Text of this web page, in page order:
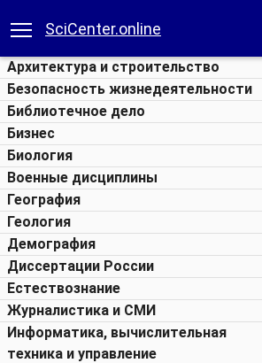
SciCenter.online
Архитектура и строительство
Безопасность жизнедеятельности
Библиотечное дело
Бизнес
Биология
Военные дисциплины
География
Геология
Демография
Диссертации России
Естествознание
Журналистика и СМИ
Информатика, вычислительная
техника и управление